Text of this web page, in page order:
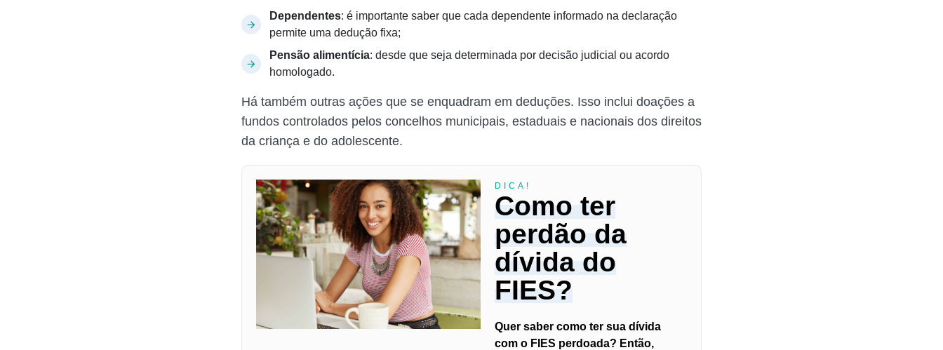
Dependentes: é importante saber que cada dependente informado na declaração
permite uma dedução fixa;
Pensão alimentícia: desde que seja determinada por decisão judicial ou acordo
homologado.
Há também outras ações que se enquadram em deduções. Isso inclui doações a
fundos controlados pelos concelhos municipais, estaduais e nacionais dos direitos
da criança e do adolescente.
DICA!
Como ter
perdão da
dívida do
FIES?
Quer saber como ter sua dívida
com o FIES perdoada? Então,